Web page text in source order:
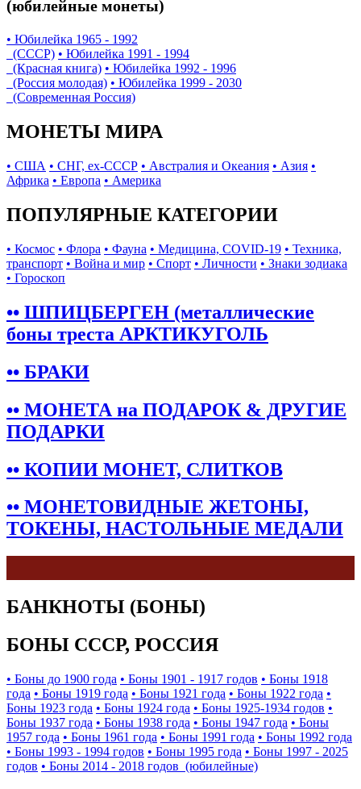
(юбилейные монеты)
• Юбилейка 1965 - 1992
(СССР) • Юбилейка 1991 - 1994
(Красная книга) • Юбилейка 1992 - 1996
(Россия молодая) • Юбилейка 1999 - 2030
(Современная Россия)
МОНЕТЫ МИРА
• США • СНГ, ex-СССР • Австралия и Океания • Азия •
Африка • Европа • Америка
ПОПУЛЯРНЫЕ КАТЕГОРИИ
• Космос • Флора • Фауна • Медицина, COVID-19 • Техника,
транспорт • Война и мир • Спорт • Личности • Знаки зодиака
• Гороскоп
•• ШПИЦБЕРГЕН (металлические
боны треста АРКТИКУГОЛЬ
•• БРАКИ
•• МОНЕТА на ПОДАРОК & ДРУГИЕ
ПОДАРКИ
•• КОПИИ МОНЕТ, СЛИТКОВ
•• МОНЕТОВИДНЫЕ ЖЕТОНЫ,
ТОКЕНЫ, НАСТОЛЬНЫЕ МЕДАЛИ
БАНКНОТЫ (БОНЫ)
БОНЫ СССР, РОССИЯ
• Боны до 1900 года • Боны 1901 - 1917 годов • Боны 1918
года • Боны 1919 года • Боны 1921 года • Боны 1922 года •
Боны 1923 года • Боны 1924 года • Боны 1925-1934 годов •
Боны 1937 года • Боны 1938 года • Боны 1947 года • Боны
1957 года • Боны 1961 года • Боны 1991 года • Боны 1992 года
• Боны 1993 - 1994 годов • Боны 1995 года • Боны 1997 - 2025
годов • Боны 2014 - 2018 годов (юбилейные)